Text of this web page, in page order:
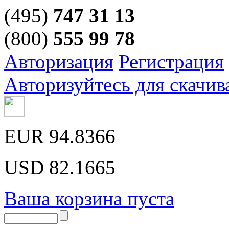
(495) 747 31 13
(800) 555 99 78
Авторизация Регистрация
Авторизуйтесь для
EUR 94.8366
USD 82.1665
Ваша корзина пуста